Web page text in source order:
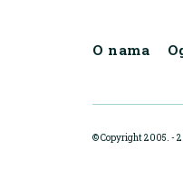
O nama
© Copyright 2005. -